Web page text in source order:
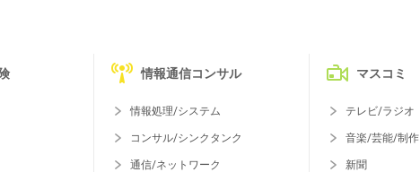
情報通信コンサル
情報処理/システム
コンサル/シンクタンク
通信/ネットワーク
マスコミ
テレビ/ラジオ
音楽/芸能/制作
新聞